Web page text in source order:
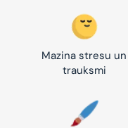
Mazina stresu un
trauksmi